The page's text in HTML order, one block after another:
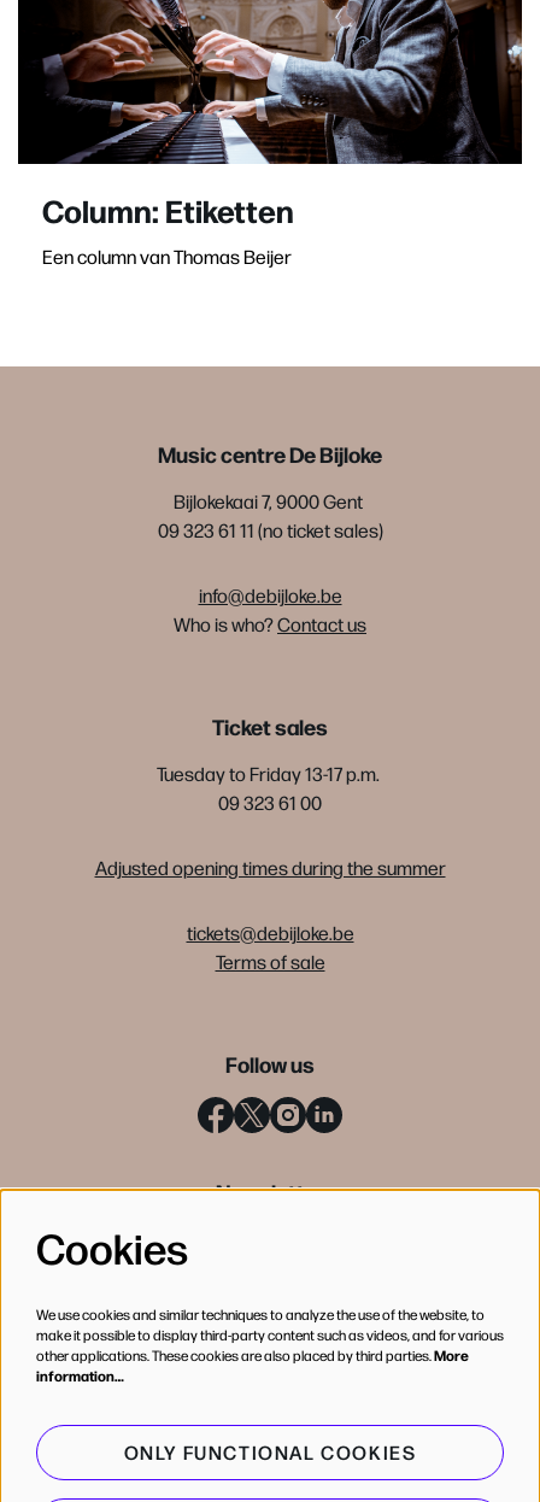
Column: Etiketten
Een column van Thomas Beijer
Music centre De Bijloke
Bijlokekaai 7, 9000 Gent
09 323 61 11 (no ticket sales)
info@debijloke.be
Who is who?Contact us
Ticket sales
Tuesday to Friday 13-17 p.m.
09 323 61 00
Adjusted opening times during the summer
tickets@debijloke.be
Terms of sale
Follow us
Newsletter
Cookies
We use cookies and similar techniques to analyze the use of the website, to
make it possible to display third-party content such as videos, and for various
other applications. These cookies are also placed by third parties.More
information…
ONLY FUNCTIONAL COOKIES